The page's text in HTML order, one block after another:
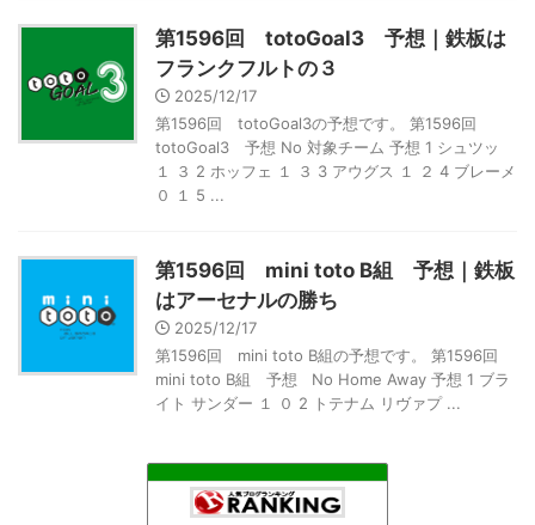
第1596回 totoGoal3 予想｜鉄板は
フランクフルトの３
2025/12/17
第1596回 totoGoal3の予想です。 第1596回
totoGoal3 予想 No 対象チーム 予想 1 シュツッ
１ ３ 2 ホッフェ １ ３ 3 アウグス １ ２ 4 ブレーメ
０ １ 5 ...
第1596回 mini toto B組 予想｜鉄板
はアーセナルの勝ち
2025/12/17
第1596回 mini toto B組の予想です。 第1596回
mini toto B組 予想 No Home Away 予想 1 ブラ
イト サンダー １ ０ 2 トテナム リヴァプ ...